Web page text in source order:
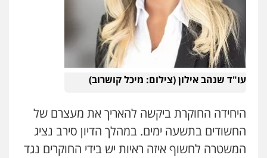
עו"ד איהאב ג'לג'ולי
פלילי מעצרים וחקירות עורכי דין לענייני
אסירים
0505216700
פלילי מעצרים וחקירות פשיעה חמורה
נוער רישום פלילי
0522763105
עו"ד שנהב אילון (צילום: מיכל קושרוב)
היחידה החוקרת ביקשה להאריך את מעצרם של
החשודים בתשעה ימים. במהלך הדיון סירב נציג
המשטרה לחשוף איזה ראיות יש בידי החוקרים נגד